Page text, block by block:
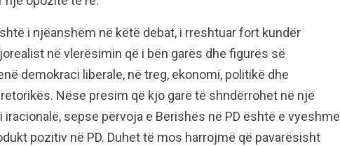
i njëanshëm në këtë debat, i rreshtuar fort kundër
në vlerësimin që i bën garës dhe figurës së
demokraci liberale, në treg, ekonomi, politikë dhe
Nëse presim që kjo garë të shndërrohet në një
sepse përvoja e Berishës në PD është e vyeshme
pozitiv në PD. Duhet të mos harrojmë që pavarësisht